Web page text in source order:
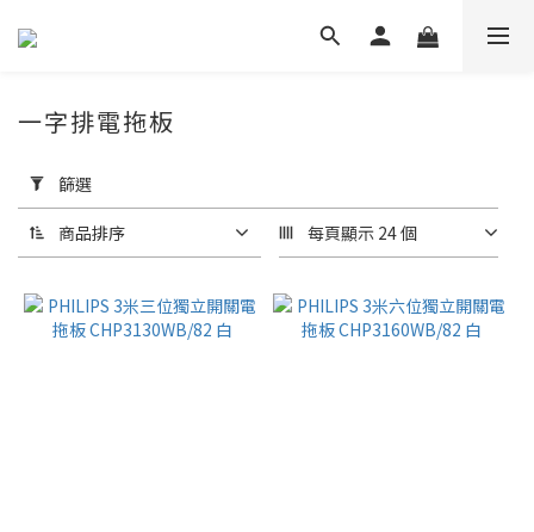
用
篩
選
(0/20)
品
牌
一字排電拖板
篩選
商品排序 每頁顯示 24 個